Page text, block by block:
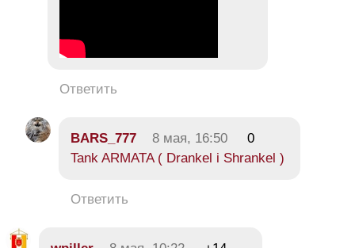
Ответить
BARS_777 8 мая, 16:50
0
Tank ARMATA ( Drankel i Shrankel )
Ответить